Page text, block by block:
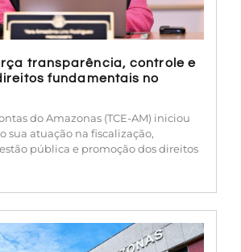
transparência, controle e
fundamentais no
do Amazonas (TCE-AM) iniciou
sua atuação na fiscalização,
pública e promoção dos direitos